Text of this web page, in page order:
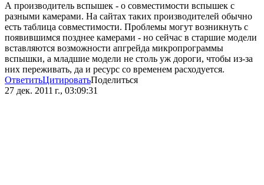
А производитель вспышек - о совместимости вспышек с
разными камерами. На сайтах таких производителей обычно
есть таблица совместимости. Проблемы могут возникнуть с
появившимся позднее камерами - но сейчас в старшие модели
вставляются возможности апгрейда микропрограммы
вспышки, а младшие модели не столь уж дороги, чтобы из-за
них переживать, да и ресурс со временем расходуется.
ОтветитьЦитироватьПоделиться
27 дек. 2011 г., 03:09:31